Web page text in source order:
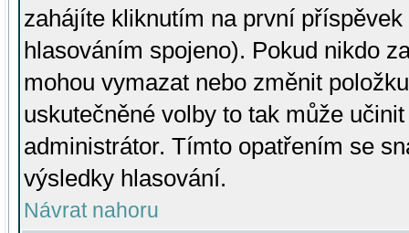
zahájíte kliknutím na první
hlasováním spojeno). Pokud nikdo
mohou vymazat nebo změnit
uskutečněné volby to tak může
administrátor. Tímto opatřením se
výsledky hlasování.
Návrat nahoru